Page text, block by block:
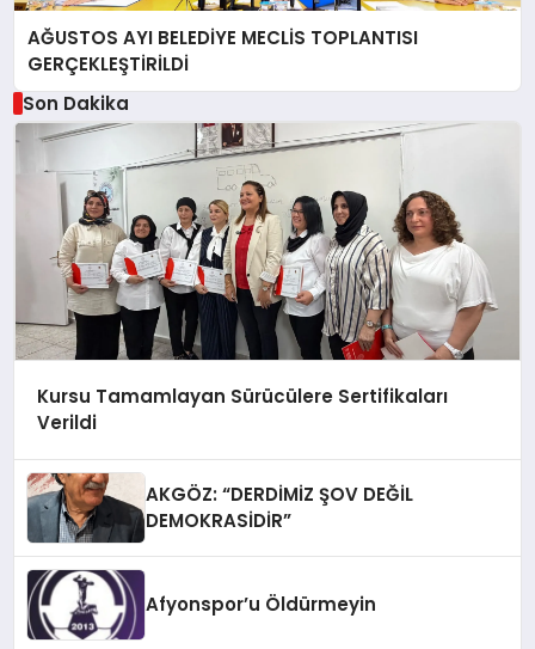
AĞUSTOS AYI BELEDİYE MECLİS TOPLANTISI
GERÇEKLEŞTİRİLDİ
Son Dakika
Kursu Tamamlayan Sürücülere Sertifikaları
Verildi
AKGÖZ: “DERDİMİZ ŞOV DEĞİL
DEMOKRASİDİR”
Afyonspor’u Öldürmeyin